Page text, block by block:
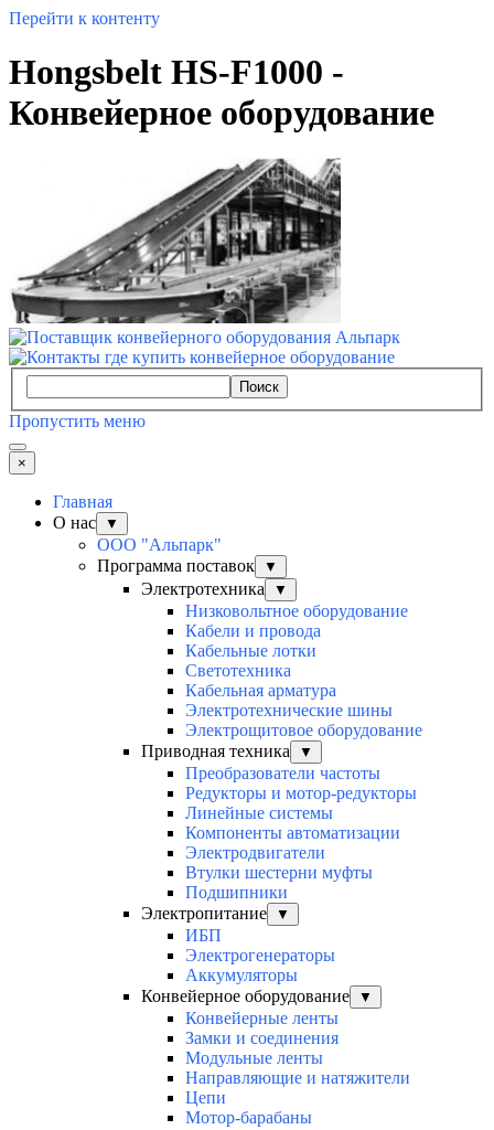
Перейти к контенту
Hongsbelt HS-F1000 -
Конвейерное оборудование
Поиск
Пропустить меню
×
Главная
О нас
▼
ООО "Альпарк"
Программа поставок
▼
Электротехника ▼
Низковольтное оборудование
Кабели и провода
Кабельные лотки
Светотехника
Кабельная арматура
Электротехнические шины
Электрощитовое оборудование
Приводная техника
▼
Преобразователи частоты
Редукторы и мотор-редукторы
Линейные системы
Компоненты автоматизации
Электродвигатели
Втулки шестерни муфты
Подшипники
Электропитание
▼
ИБП
Электрогенераторы
Аккумуляторы
Конвейерное оборудование
▼
Конвейерные ленты
Замки и соединения
Модульные ленты
Направляющие и натяжители
Цепи
Мотор-барабаны